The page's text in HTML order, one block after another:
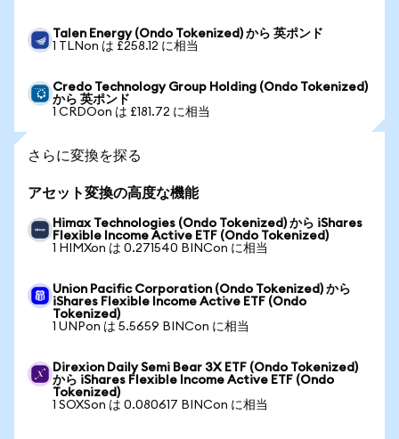
Talen Energy (Ondo Tokenized) から 英ポンド
1 TLNon は £258.12 に相当
Credo Technology Group Holding (Ondo Tokenized)
から 英ポンド
1 CRDOon は £181.72 に相当
さらに変換を探る
アセット変換の高度な機能
Himax Technologies (Ondo Tokenized) から iShares
Flexible Income Active ETF (Ondo Tokenized)
1 HIMXon は 0.271540 BINCon に相当
Union Pacific Corporation (Ondo Tokenized) から
iShares Flexible Income Active ETF (Ondo
Tokenized)
1 UNPon は 5.5659 BINCon に相当
Direxion Daily Semi Bear 3X ETF (Ondo Tokenized)
から iShares Flexible Income Active ETF (Ondo
Tokenized)
1 SOXSon は 0.080617 BINCon に相当